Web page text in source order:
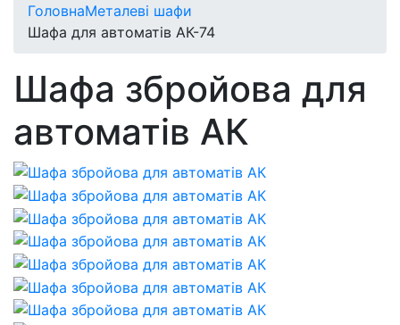
ГоловнаМеталеві шафи
Шафа для автоматів АК-74
Шафа збройова для
автоматів АК